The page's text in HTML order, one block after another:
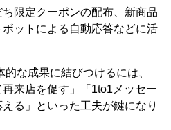
限定クーポンの配布、新商品
ットによる自動応答などに活
な成果に結びつけるには、
再来店を促す」「1to1メッセー
る」といった工夫が鍵になり